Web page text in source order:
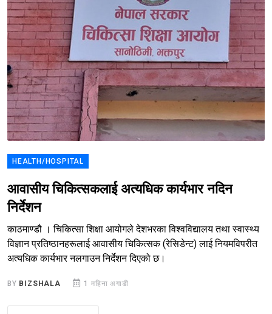
HEALTH/HOSPITAL
आवासीय चिकित्सकलाई अत्यधिक कार्यभार नदिन
निर्देशन
काठमाण्डौ । चिकित्सा शिक्षा आयोगले देशभरका विश्वविद्यालय तथा स्वास्थ्य
विज्ञान प्रतिष्ठानहरूलाई आवासीय चिकित्सक (रेसिडेन्ट) लाई नियमविपरीत
अत्यधिक कार्यभार नलगाउन निर्देशन दिएको छ।
BY BIZSHALA 1 महिना अगाडी